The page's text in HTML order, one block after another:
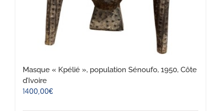
Masque « Kpélié », population Sénoufo, 1950, Côte
d’Ivoire
1400,00€